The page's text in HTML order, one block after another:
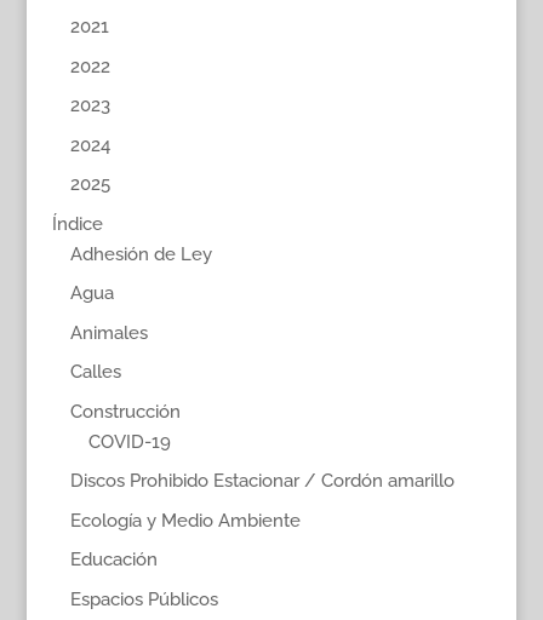
2021
2022
2023
2024
2025
Índice
Adhesión de Ley
Agua
Animales
Calles
Construcción
COVID-19
Discos Prohibido Estacionar / Cordón amarillo
Ecología y Medio Ambiente
Educación
Espacios Públicos